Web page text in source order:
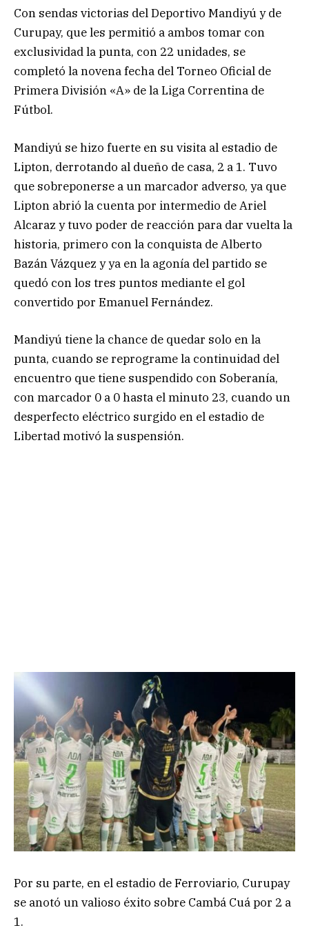
Con sendas victorias del Deportivo Mandiyú y de
Curupay, que les permitió a ambos tomar con
exclusividad la punta, con 22 unidades, se
completó la novena fecha del Torneo Oficial de
Primera División «A» de la Liga Correntina de
Fútbol.
Mandiyú se hizo fuerte en su visita al estadio de
Lipton, derrotando al dueño de casa, 2 a 1. Tuvo
que sobreponerse a un marcador adverso, ya que
Lipton abrió la cuenta por intermedio de Ariel
Alcaraz y tuvo poder de reacción para dar vuelta la
historia, primero con la conquista de Alberto
Bazán Vázquez y ya en la agonía del partido se
quedó con los tres puntos mediante el gol
convertido por Emanuel Fernández.
Mandiyú tiene la chance de quedar solo en la
punta, cuando se reprograme la continuidad del
encuentro que tiene suspendido con Soberanía,
con marcador 0 a 0 hasta el minuto 23, cuando un
desperfecto eléctrico surgido en el estadio de
Libertad motivó la suspensión.
Por su parte, en el estadio de Ferroviario, Curupay
se anotó un valioso éxito sobre Cambá Cuá por 2 a
1.